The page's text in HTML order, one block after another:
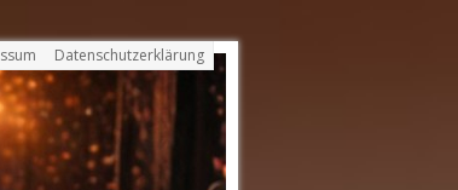
Datenschutzerklärung